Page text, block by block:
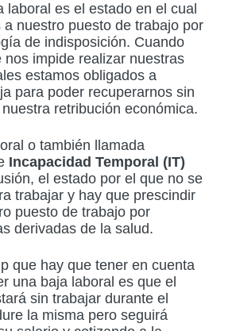
laboral es el estado en el cual
a nuestro puesto de trabajo por
de indisposición. Cuando
nos impide realizar nuestras
estamos obligados a
para poder recuperarnos sin
retribución económica.
o también llamada
Incapacidad Temporal (IT)
el estado por el que no se
trabajar y hay que prescindir
puesto de trabajo por
derivadas de la salud.
que hay que tener en cuenta
una baja laboral es que el
sin trabajar durante el
la misma pero seguirá